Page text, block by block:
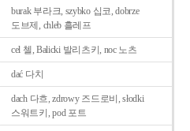
burak 부라크, szybko 십코, dobrze
도브제, chleb 흘레프
cel 첼, Balicki 발리츠키, noc 노츠
dać 다치
dach 다흐, zdrowy 즈드로비, słodki
스워트키, pod 포트